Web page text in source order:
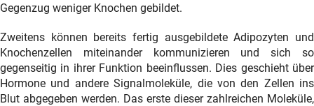
Gegenzug weniger Knochen gebildet.
Zweitens können bereits fertig ausgebildete Adipozyten und
Knochenzellen miteinander kommunizieren und sich so
gegenseitig in ihrer Funktion beeinflussen. Dies geschieht über
Hormone und andere Signalmoleküle, die von den Zellen ins
Blut abgegeben werden. Das erste dieser zahlreichen Moleküle,